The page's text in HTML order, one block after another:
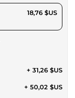
18,76 $US
+ 31,26 $US
+ 50,02 $US